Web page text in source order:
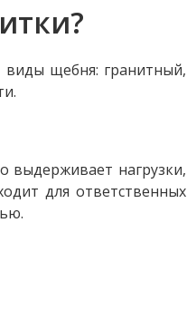
виды щебня: гранитный,
выдерживает нагрузки,
для ответственных